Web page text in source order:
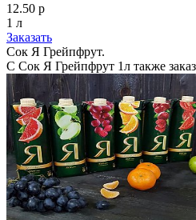
12.50 р
1 л
Заказать
Сок Я Грейпфрут.
С Сок Я Грейпфрут 1л также